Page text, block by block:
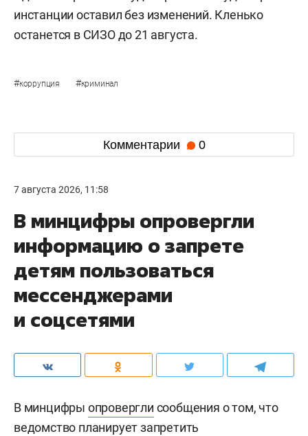
инстанции оставил без изменений. Кленько
останется в СИЗО до 21 августа.
#коррупция #криминал
Комментарии 0
7 августа 2026, 11:58
В минцифры опровергли
информацию о запрете
детям пользоваться
мессенджерами
и соцсетями
В минцифры опровергли сообщения о том, что
ведомство планирует запретить